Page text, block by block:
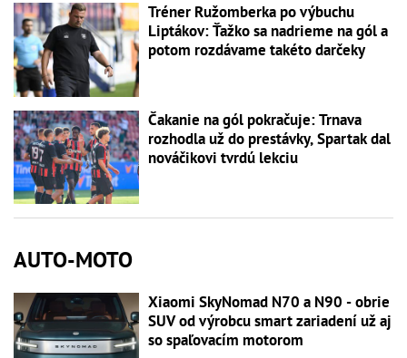
Tréner Ružomberka po výbuchu
Liptákov: Ťažko sa nadrieme na gól a
potom rozdávame takéto darčeky
Čakanie na gól pokračuje: Trnava
rozhodla už do prestávky, Spartak dal
nováčikovi tvrdú lekciu
AUTO-MOTO
Xiaomi SkyNomad N70 a N90 - obrie
SUV od výrobcu smart zariadení už aj
so spaľovacím motorom